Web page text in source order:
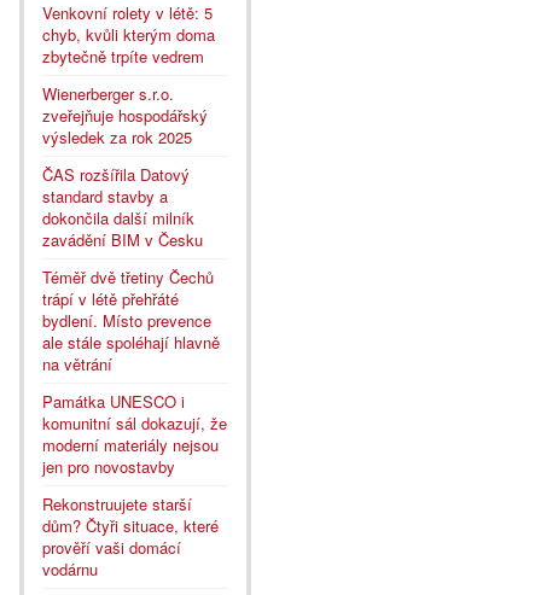
Venkovní rolety v létě: 5
chyb, kvůli kterým doma
zbytečně trpíte vedrem
Wienerberger s.r.o.
zveřejňuje hospodářský
výsledek za rok 2025
ČAS rozšířila Datový
standard stavby a
dokončila další milník
zavádění BIM v Česku
Téměř dvě třetiny Čechů
trápí v létě přehřáté
bydlení. Místo prevence
ale stále spoléhají hlavně
na větrání
Památka UNESCO i
komunitní sál dokazují, že
moderní materiály nejsou
jen pro novostavby
Rekonstruujete starší
dům? Čtyři situace, které
prověří vaši domácí
vodárnu